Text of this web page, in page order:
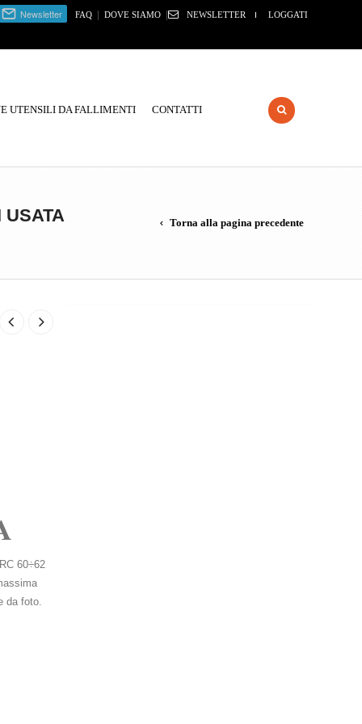
NEWSLETTER LOGGATI
FAQ | DOVE SIAMO |
UTENSILI DA FALLIMENTI CONTATTI
USATA Torna alla pagina precedente
60÷62
da foto.